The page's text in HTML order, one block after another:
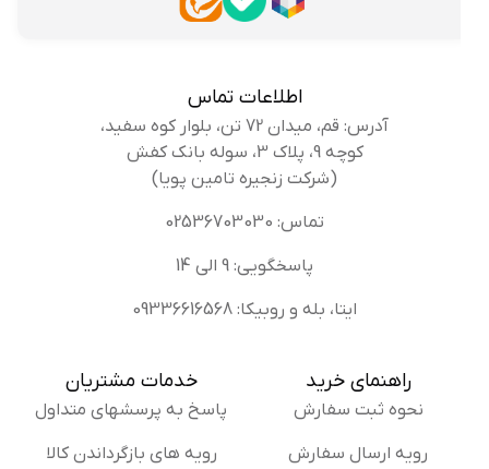
اطلاعات تماس
آدرس: قم، میدان 72 تن، بلوار کوه سفید،
کوچه 9، پلاک 3، سوله بانک کفش
(شرکت زنجیره تامین پویا)
تماس: 02536703030
پاسخگویی: 9 الی 14
ایتا، بله و روبیکا: 09336616568
راهنمای خرید
نحوه ثبت سفارش
رویه ارسال سفارش
خدمات مشتریان
پاسخ به پرسشهای متداول
رویه های بازگرداندن کالا